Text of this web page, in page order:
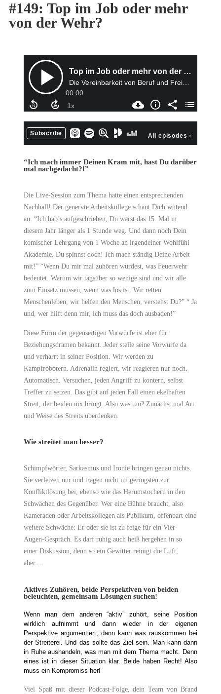
#149: Top im Job oder mehr
von der Wehr?
“Ich mach immer Deinen Kram mit, hast Du darüber
mal nachgedacht?!”
Die Live-Session zum Thema hatte einen entsprechenden
Nachhall! Der genervte Arbeitskollege schaut Dich wütend
an: “Ich hab’s aufgeschrieben, Du warst das 15. Mal in
diesem Jahr länger als 1 Stunde weg. Und dann noch Dein
komischer Lehrgang von 1 Woche an irgendeiner Wohlfühl
Akademie. Du spinnst doch! Ich mach ständig Deine Arbeit
mit!” “Wenn Du mir mal zuhören würdest, was Feuerwehr
bedeutet. Warum wir tagsüber so wenige sind und wir alle
zum Einsatz müssen, wenn was los ist. Wir retten
Menschenleben, wir helfen den Menschen, verstehst Du?” “ Ja
und, wer hilft denn mir, ich muss das doch ausbaden!”
Diese Form der gegenseitigen Vorwürfe ist eher für
Beziehungsdramen bekannt. Jeder stelle seine Vorwürfe da
und verharrt in seiner Position. Wir werden zu
Kampfrobotern. Adrenalin regiert, wir reagieren nur noch.
Automatisch. Versuchen, jeden Angriff zu kontern, selbst
Treffer zu setzen. Das gibt auf jeden Fall einen ekelhaften
Streit, der beiden nix bringt. Also was tun? Zunächst mal Art
und Weise des Streits überdenken.
Wie streitet man besser?
Schimpfwörter, Sarkasmus und Ironie bringen genau nichts.
Sie verletzen nur und tragen nicht im geringsten zur
Konfliktlösung bei, ebenso wie das Herumstochern in den
Schwächen des Gegenüber. Wer eine Bühne braucht, also
Kameraden oder Arbeitskollegen als Publikum, offenbart eine
weitere Schwäche: Er oder sie ist zu feige für ein Vier-
Augen-Gespräch. Es darf ruhig auch heiß hergehen in so
einer Diskussion, denn so ein Gewitter reinigt die Luft,
aber…
Aktives Zuhören, beide Perspektiven von beiden
beleuchten, gemeinsam Lösungen suchen!
Wenn man dem anderen “aktiv” zuhört, seine Position
wirklich aufnimmt und dann wieder in der eigenen
Perspektive argumentiert, dann kann was rauskommen bei
der Streiterei. Und das sollte das Ziel sein. Man kann dann
in Ruhe aushandeln, was man mit dem Thema macht. Denn
eines ist in dieser Situation klar. Beide haben Recht! Also
muss ein Kompromiss her!
Viel Spaß mit dieser Podcast-Folge, dein Team von Brand